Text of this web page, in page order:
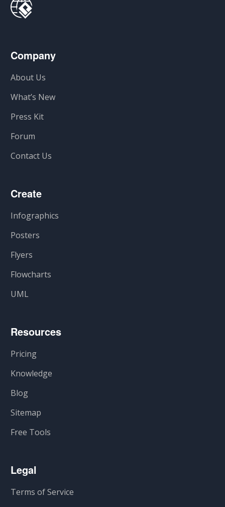
Company
About Us
What’s New
Press Kit
Forum
Contact Us
Create
Infographics
Posters
Flyers
Flowcharts
UML
Resources
Pricing
Knowledge
Blog
Sitemap
Free Tools
Legal
Terms of Service